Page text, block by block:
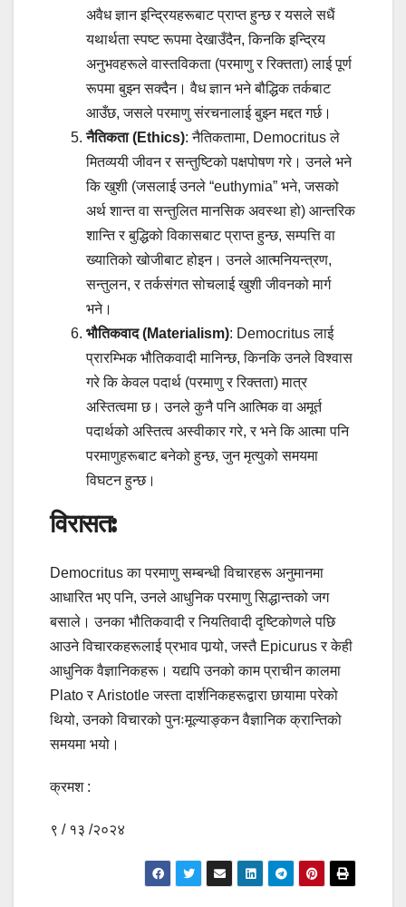
अवैध ज्ञान इन्द्रियहरूबाट प्राप्त हुन्छ र यसले सधैं
यथार्थता स्पष्ट रूपमा देखाउँदैन, किनकि इन्द्रिय
अनुभवहरूले वास्तविकता (परमाणु र रिक्तता) लाई पूर्ण
रूपमा बुझ्न सक्दैन। वैध ज्ञान भने बौद्धिक तर्कबाट
आउँछ, जसले परमाणु संरचनालाई बुझ्न मद्दत गर्छ।
नैतिकता (Ethics): नैतिकतामा, Democritus ले
मितव्ययी जीवन र सन्तुष्टिको पक्षपोषण गरे। उनले भने
कि खुशी (जसलाई उनले “euthymia” भने, जसको
अर्थ शान्त वा सन्तुलित मानसिक अवस्था हो) आन्तरिक
शान्ति र बुद्धिको विकासबाट प्राप्त हुन्छ, सम्पत्ति वा
ख्यातिको खोजीबाट होइन। उनले आत्मनियन्त्रण,
सन्तुलन, र तर्कसंगत सोचलाई खुशी जीवनको मार्ग
भने।
भौतिकवाद (Materialism): Democritus लाई
प्रारम्भिक भौतिकवादी मानिन्छ, किनकि उनले विश्वास
गरे कि केवल पदार्थ (परमाणु र रिक्तता) मात्र
अस्तित्वमा छ। उनले कुनै पनि आत्मिक वा अमूर्त
पदार्थको अस्तित्व अस्वीकार गरे, र भने कि आत्मा पनि
परमाणुहरूबाट बनेको हुन्छ, जुन मृत्युको समयमा
विघटन हुन्छ।
विरासत:
Democritus का परमाणु सम्बन्धी विचारहरू अनुमानमा
आधारित भए पनि, उनले आधुनिक परमाणु सिद्धान्तको जग
बसाले। उनका भौतिकवादी र नियतिवादी दृष्टिकोणले पछि
आउने विचारकहरूलाई प्रभाव पार्‍यो, जस्तै Epicurus र केही
आधुनिक वैज्ञानिकहरू। यद्यपि उनको काम प्राचीन कालमा
Plato र Aristotle जस्ता दार्शनिकहरूद्वारा छायामा परेको
थियो, उनको विचारको पुनःमूल्याङ्कन वैज्ञानिक क्रान्तिको
समयमा भयो।
क्रमश :
९ / १३ /२०२४